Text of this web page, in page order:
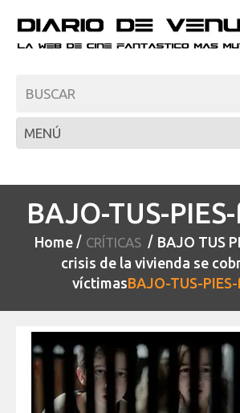
BAJO-TUS-
Home CRÍTICAS
BAJO TUS
crisis de la vivienda se
víctimasBAJO-TUS-